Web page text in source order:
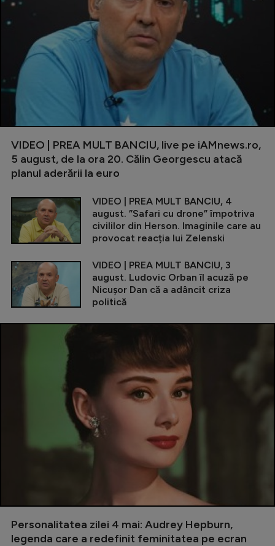
VIDEO | PREA MULT BANCIU, live pe iAMnews.ro,
5 august, de la ora 20. Călin Georgescu atacă
planul aderării la euro
VIDEO | PREA MULT BANCIU, 4
august. ”Safari cu drone” împotriva
civililor din Herson. Imaginile care au
provocat reacția lui Zelenski
VIDEO | PREA MULT BANCIU, 3
august. Ludovic Orban îl acuză pe
Nicușor Dan că a adâncit criza
politică
Personalitatea zilei 4 mai: Audrey Hepburn,
legenda care a redefinit feminitatea pe ecran